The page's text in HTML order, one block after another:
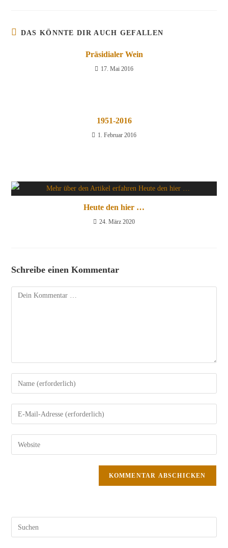
DAS KÖNNTE DIR AUCH GEFALLEN
Präsidialer Wein
17. Mai 2016
1951-2016
1. Februar 2016
Heute den hier …
24. März 2020
Schreibe einen Kommentar
Kommentar
Gib
deinen
oder
Benutzernamen
Gib
deine
Mail-
Gib
deine